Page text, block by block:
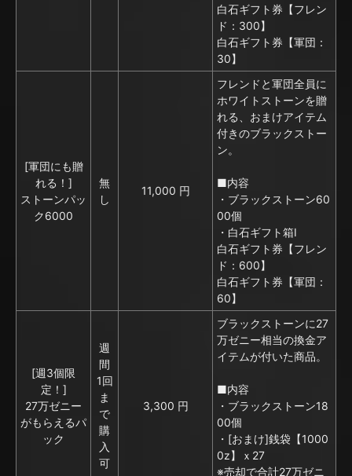
白石ギフト券【フレン
ド：300】
白石ギフト券【軍団：
30】
[軍団にも贈
れる！]
ストーンパッ
ク6000
無
し
11,000 円
フレンドと軍団全員に
ホワイトストーンを贈
れる、おまけアイテム
付きのブラックストー
ン。
■内容
・ブラックストーン60
00個
・白石ギフト箱I
白石ギフト券【フレン
ド：600】
白石ギフト券【軍団：
60】
[週3個限
定！]
27万ゼニー
がもらえるパ
ック
週
間
1回
ま
で
購
入
可
3,300 円
ブラックストーンに27
万ゼニー相当の換金ア
イテムが付いた商品。
■内容
・ブラックストーン18
00個
・[おまけ]銭袋【1000
0z】ｘ27
※売却で合計27万ゼニ